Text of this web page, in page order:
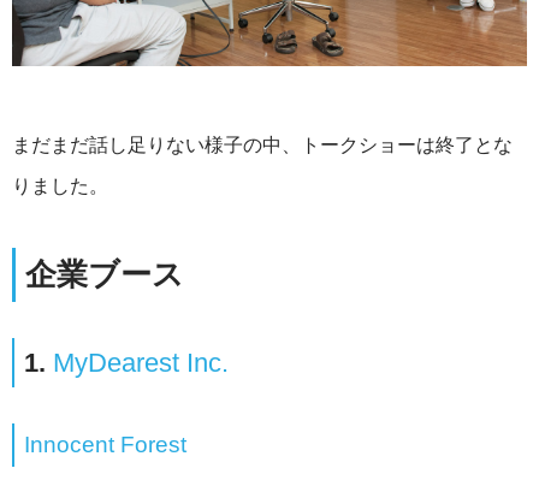
まだまだ話し足りない様子の中、トークショーは終了とな
りました。
企業ブース
1. MyDearest Inc.
Innocent Forest